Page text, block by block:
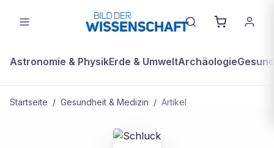
Astronomie & PhysikErde & UmweltArchäologie
Startseite / Gesundheit & Medizin / Artikel